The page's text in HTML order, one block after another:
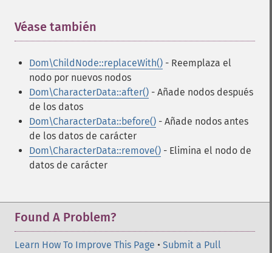
Véase también
Dom\ChildNode::replaceWith() - Reemplaza el
nodo por nuevos nodos
Dom\CharacterData::after() - Añade nodos después
de los datos
Dom\CharacterData::before() - Añade nodos antes
de los datos de carácter
Dom\CharacterData::remove() - Elimina el nodo de
datos de carácter
Found A Problem?
Learn How To Improve This Page • Submit a Pull